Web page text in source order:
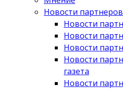
Новости партнеров
Новости
Новости
Новости
Новости
газета
Новости